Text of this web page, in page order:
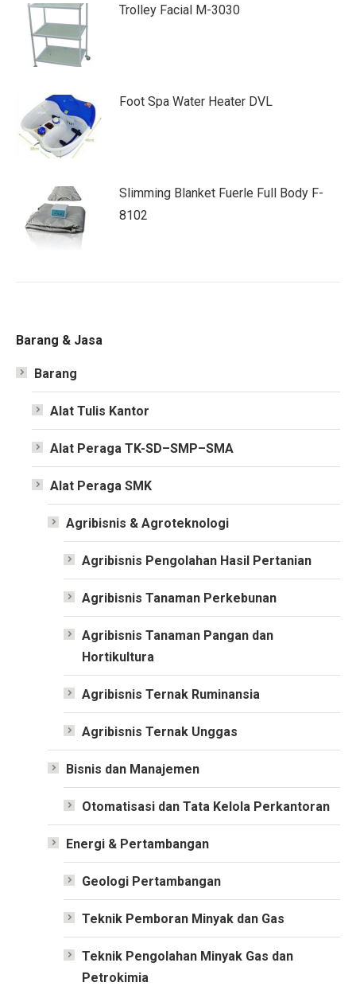
Trolley Facial M-3030
Foot Spa Water Heater DVL
Slimming Blanket Fuerle Full Body F-
8102
Barang & Jasa
Barang
Alat Tulis Kantor
Alat Peraga TK-SD–SMP–SMA
Alat Peraga SMK
Agribisnis & Agroteknologi
Agribisnis Pengolahan Hasil Pertanian
Agribisnis Tanaman Perkebunan
Agribisnis Tanaman Pangan dan
Hortikultura
Agribisnis Ternak Ruminansia
Agribisnis Ternak Unggas
Bisnis dan Manajemen
Otomatisasi dan Tata Kelola Perkantoran
Energi & Pertambangan
Geologi Pertambangan
Teknik Pemboran Minyak dan Gas
Teknik Pengolahan Minyak Gas dan
Petrokimia